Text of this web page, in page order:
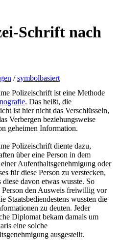
Schrift nach
/symbolbasiert
Polizeischrift ist eine Methode
. Das heißt, die
ist hier nicht das Verschlüsseln,
Verbergen beziehungsweise
geheimen Information.
Polizeischrift diente dazu,
über eine Person in dem
Aufenthaltsgenehmigung oder
für diese Person zu verstecken,
diese davon etwas wusste. So
Person den Ausweis freiwillig vor
Staatsbediendestens wussten die
zu deuten. Jeder
Diplomat bekam damals um
eine solche
ausgestellt.